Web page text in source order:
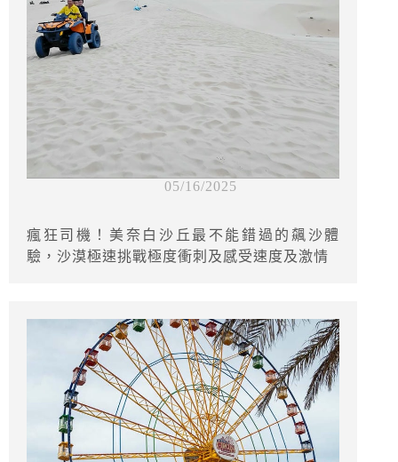
05/16/2025
瘋狂司機！美奈白沙丘最不能錯過的飆沙體
驗，沙漠極速挑戰極度衝刺及感受速度及激情